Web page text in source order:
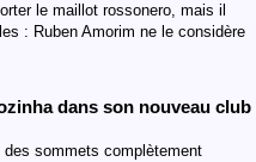
le maillot rossonero, mais il
: Ruben Amorim ne le considère
dans son nouveau club
des sommets complètement